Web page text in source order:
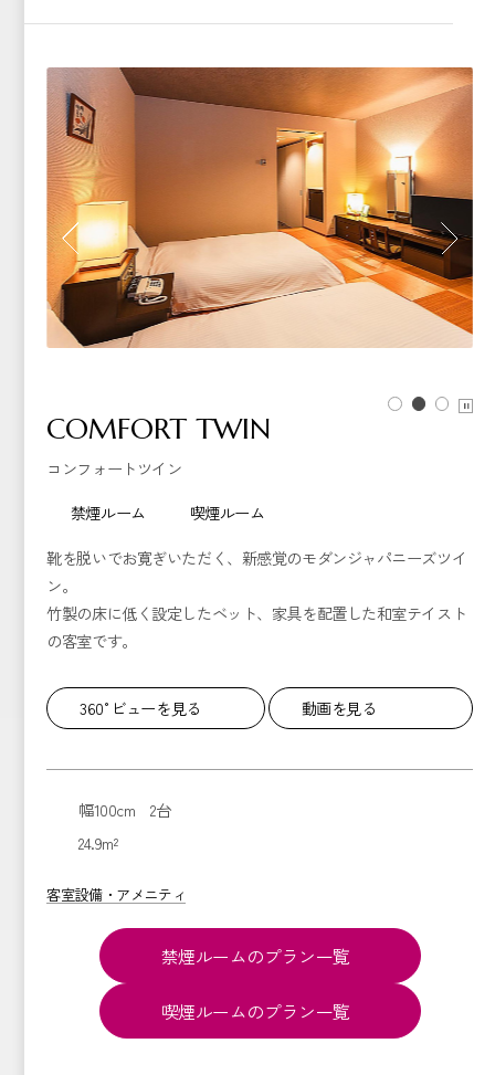
COMFORT TWIN
コンフォートツイン
禁煙ルーム
喫煙ルーム
靴を脱いでお寛ぎいただく、新感覚のモダンジャパニーズツイ
ン。
竹製の床に低く設定したベット、家具を配置した和室テイスト
の客室です。
360°ビューを見る 動画を見る
幅100cm 2台
24.9m²
客室設備・アメニティ
禁煙ルームのプラン一覧
喫煙ルームのプラン一覧